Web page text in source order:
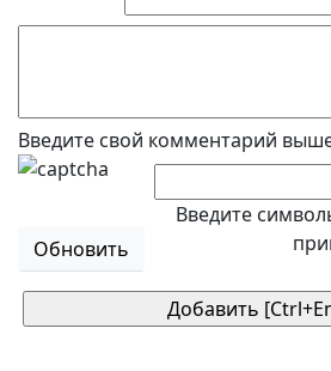
Введите свой комментарий
Обновить
Введите